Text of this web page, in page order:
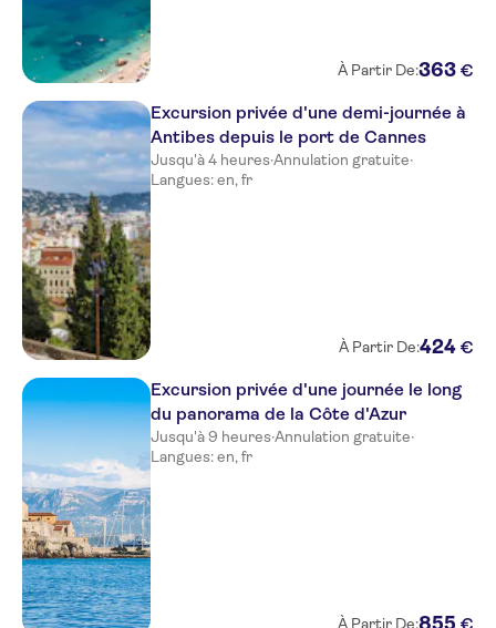
Hotel Carlton Nice
Hotel des Dames
Hotel Aria
Ibis Nice Centre Gare
Westminster Hotel & Spa, BW
Premier Collection
Nice Hotel Congres
La Malmaison Nice Boutique
hotel
Hotel du Petit Palais
Novotel Nice Centre Vieux Nice
Hotel West End
Best Western Plus Hotel Brice
Garden Nice
Hotel Magnan
À Partir De:363 €
Excursion privée d'une demi-journée à
Antibes depuis le port de Cannes
Jusqu'à 4 heures·Annulation gratuite·
Langues: en, fr
À Partir De:424 €
Excursion privée d'une journée le long
du panorama de la Côte d'Azur
Jusqu'à 9 heures·Annulation gratuite·
Langues: en, fr
À Partir De:855